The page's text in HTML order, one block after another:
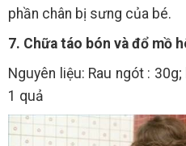
phần chân bị sưng của bé.
7. Chữa táo bón và đổ mồ
Nguyên liệu: Rau ngót :
1 quả